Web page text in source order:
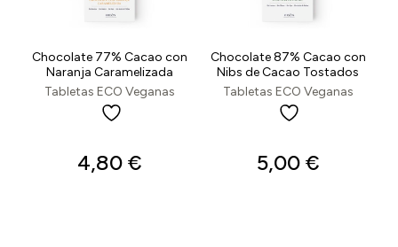
Chocolate 77% Cacao con
Naranja Caramelizada
Tabletas ECO Veganas
4,80€
Chocolate 87% Cacao con
Nibs de Cacao Tostados
Tabletas ECO Veganas
5,00 €